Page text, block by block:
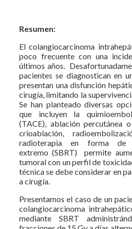
Resumen:
El colangiocarcinoma
poco frecuente con una
últimos años.
pacientes se diagnostican en
presentan una disfunción
cirugía, limitando la
Se han planteado diversas
que incluyen la
(TACE), ablación percutánea
crioablación,
radioterapia en forma de
extremo (SBRT) permite
tumoral con un perfil de
técnica se debe considerar en
a cirugía.
Presentamos el caso de un
colangiocarcinoma
mediante SBRT